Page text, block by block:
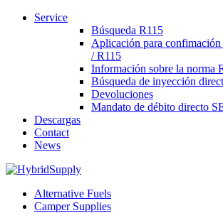
Service
Búsqueda R115
Aplicación para confimación
/ R115
Información sobre la norma
Búsqueda de inyección
Devoluciones
Mandato de débito directo
Descargas
Contact
News
Alternative Fuels
Camper Supplies